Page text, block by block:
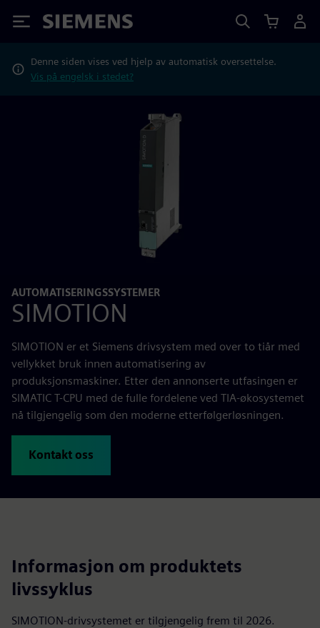
Siemens
Denne siden vises ved hjelp av automatisk oversettelse.
Vis på engelsk i stedet?
AUTOMATISERINGSSYSTEMER
SIMOTION
SIMOTION er et Siemens drivsystem med over to tiår med
vellykket bruk innen automatisering av
produksjonsmaskiner. Etter den annonserte utfasingen er
SIMATIC T-CPU med de fulle fordelene ved TIA-økosystemet
nå tilgjengelig som den moderne etterfølgerløsningen.
Kontakt oss
Informasjon om produktets
livssyklus
SIMOTION-drivsystemet er tilgjengelig frem til 2026.